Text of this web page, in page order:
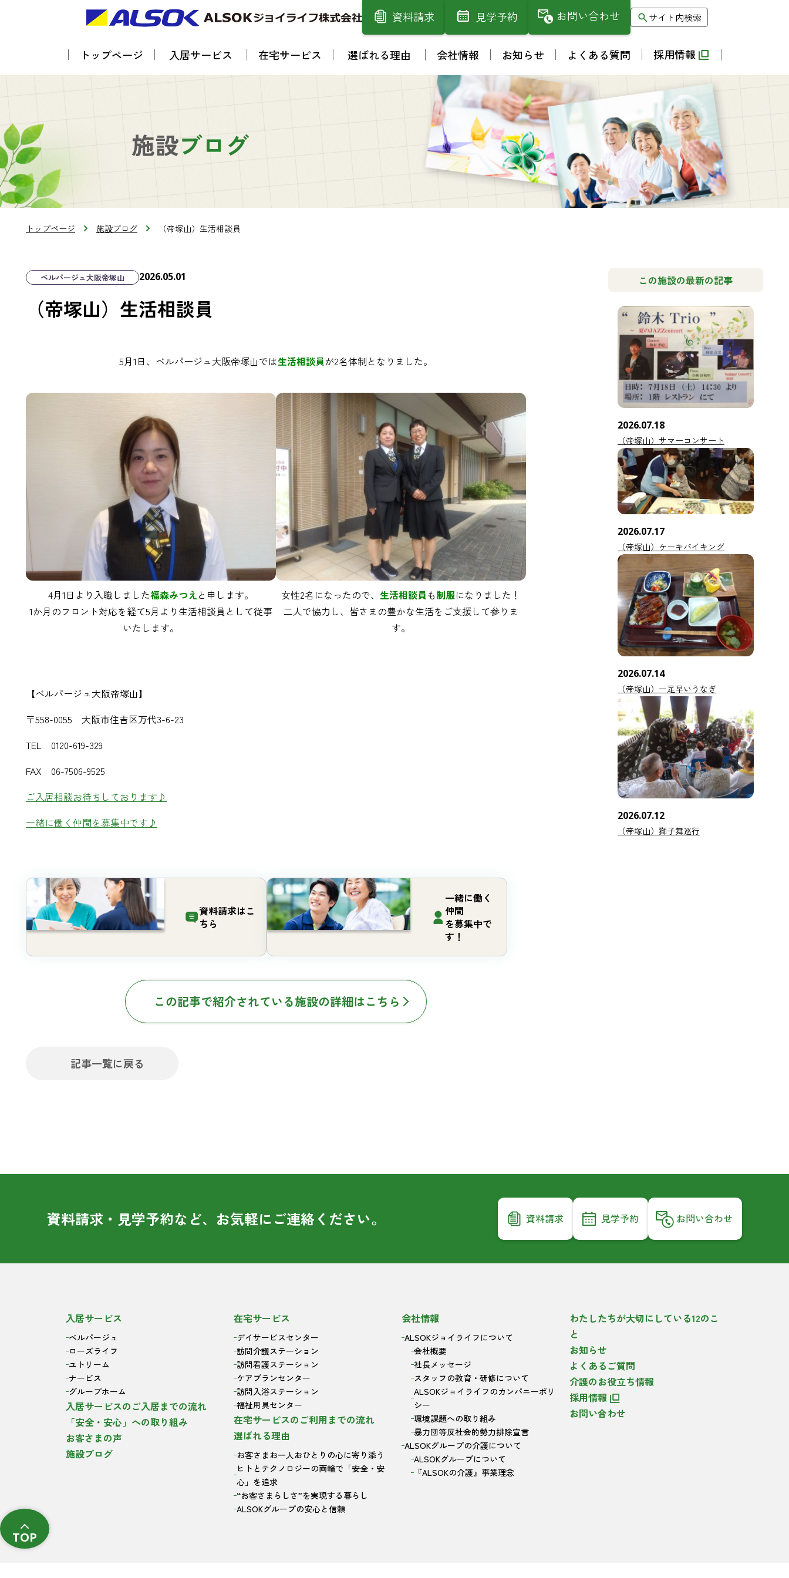
資料請求 見学予約 お問い合わせ サイト内検索
トップページ 入居サービス 在宅サービス 選ばれる理由 会社情報 お知らせ よくある質問 採用情報
施設ブログ
トップページ 施設ブログ （帝塚山）生活相談員
ベルパージュ大阪帝塚山 2026.05.01
（帝塚山）生活相談員
5月1日、ベルパージュ大阪帝塚山では生活相談員が2名体制となりました。
4月1日より入職しました福森みつえと申します。
1か月のフロント対応を経て5月より生活相談員として従事
いたします。
女性2名になったので、 生活相談員も制服になりました！
二人で協力し、皆さまの豊かな生活をご支援して参りま
す。
【ベルパージュ大阪帝塚山】
〒558-0055 大阪市住吉区万代3-6-23
TEL 0120-619-329
FAX 06-7506-9525
ご入居相談お待ちしております♪
一緒に働く仲間を募集中です♪
資料請求はこ
ちら
一緒に働く
仲間
を募集中で
す！
この記事で紹介されている施設の詳細はこちら
記事一覧に戻る
この施設の最新の記事
2026.07.18
（帝塚山）サマーコンサート
2026.07.17
（帝塚山）ケーキバイキング
2026.07.14
（帝塚山）一足早いうなぎ
2026.07.12
（帝塚山）獅子舞巡行
資料請求・見学予約など、お気軽に ご連絡ください。 資料請求 見学予約 お問い合わせ
入居サービス
ベルパージュ
ローズライフ
ユトリーム
ナービス
グループホーム
入居サービスのご入居までの流れ
「安全・安心」への取り組み
お客さまの声
施設ブログ
在宅サービス
デイサービスセンター
訪問介護ステーション
訪問看護ステーション
ケアプランセンター
訪問入浴ステーション
福祉用具センター
在宅サービスのご利用までの流れ
選ばれる理由
お客さまお一人おひとりの心に寄り添う
ヒトとテクノロジーの両輪で「安全・安
心」を追求
“お客さまらしさ”を実現する暮らし
ALSOKグループの安心と信頼
会社情報
ALSOKジョイライフについて
会社概要
社長メッセージ
スタッフの教育・研修について
ALSOKジョイライフのカンパニーポリ
シー
環境課題への取り組み
暴力団等反社会的勢力排除宣言
ALSOKグループの介護について
ALSOKグループについて
『ALSOKの介護』事業理念
わたしたちが大切にしている12のこ
と
お知らせ
よくあるご質問
介護のお役立ち情報
採用情報
お問い合わせ
TOP